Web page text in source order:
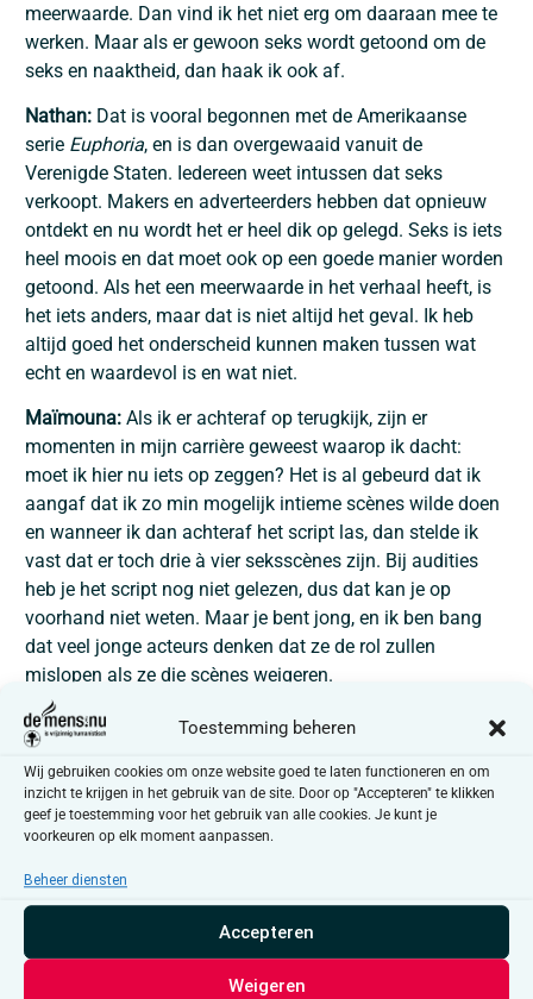
Toestemming beheren
Wij gebruiken cookies om onze website goed te laten functioneren en om
inzicht te krijgen in het gebruik van de site. Door op "Accepteren" te klikken
geef je toestemming voor het gebruik van alle cookies. Je kunt je
voorkeuren op elk moment aanpassen.
Beheer diensten
Accepteren
Weigeren
meerwaarde. Dan vind ik het niet erg om daaraan mee te
werken. Maar als er gewoon seks wordt getoond om de
seks en naaktheid, dan haak ik ook af.
Nathan: Dat is vooral begonnen met de Amerikaanse
serie Euphoria, en is dan overgewaaid vanuit de
Verenigde Staten. Iedereen weet intussen dat seks
verkoopt. Makers en adverteerders hebben dat opnieuw
ontdekt en nu wordt het er heel dik op gelegd. Seks is iets
heel moois en dat moet ook op een goede manier worden
getoond. Als het een meerwaarde in het verhaal heeft, is
het iets anders, maar dat is niet altijd het geval. Ik heb
altijd goed het onderscheid kunnen maken tussen wat
echt en waardevol is en wat niet.
Maïmouna: Als ik er achteraf op terugkijk, zijn er
momenten in mijn carrière geweest waarop ik dacht:
moet ik hier nu iets op zeggen? Het is al gebeurd dat ik
aangaf dat ik zo min mogelijk intieme scènes wilde doen
en wanneer ik dan achteraf het script las, dan stelde ik
vast dat er toch drie à vier seksscènes zijn. Bij audities
heb je het script nog niet gelezen, dus dat kan je op
voorhand niet weten. Maar je bent jong, en ik ben bang
dat veel jonge acteurs denken dat ze de rol zullen
mislopen als ze die scènes weigeren.
En welk beeld over seks schept dat voor jongere
generaties?
Nathan:Het
kan een
hebben.